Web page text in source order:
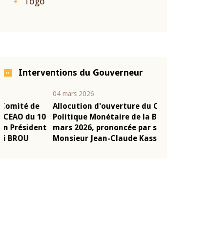
Interventions du Gouverneur
Allocution d'ouverture du Comité de
Politique Monétaire de la BCEAO du 4
mars 2026, prononcée par son Président
Monsieur Jean-Claude Kassi BROU